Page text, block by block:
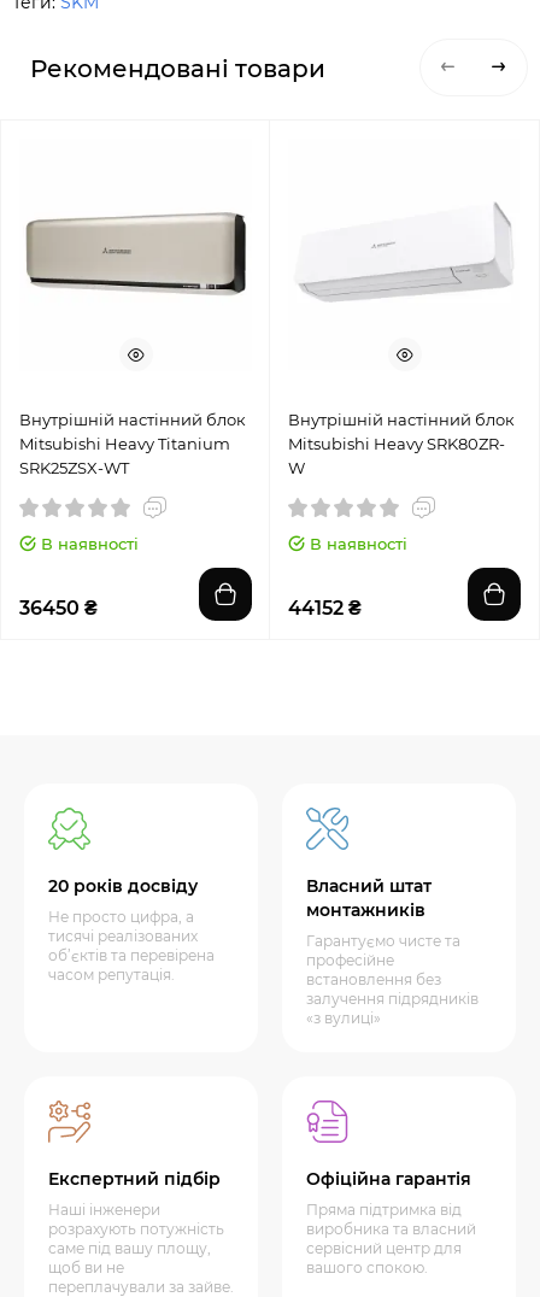
Рекомендовані товари
Внутрішній настінний блок
Mitsubishi Heavy Titanium
SRK25ZSX-WT
В наявності
36450 ₴
Внутрішній настінний блок
Mitsubishi Heavy SRK80ZR-
W
В наявності
44152 ₴
20 років досвіду
Не просто цифра, а
тисячі реалізованих
об’єктів та перевірена
часом репутація.
Власний штат
монтажників
Гарантуємо чисте та
професійне
встановлення без
залучення підрядників
«з вулиці»
Експертний підбір
Наші інженери
розрахують потужність
саме під вашу площу,
щоб ви не
переплачували за зайве.
Офіційна гарантія
Пряма підтримка від
виробника та власний
сервісний центр для
вашого спокою.